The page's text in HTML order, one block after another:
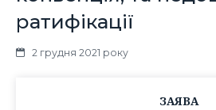
ратифікації
2 грудня 2021 року
ЗАЯВА